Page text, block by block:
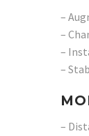
–
–
–
–
–